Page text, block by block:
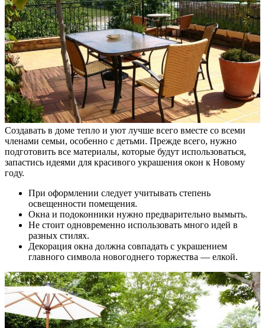
Создавать в доме тепло и уют лучше всего вместе со всеми
членами семьи, особенно с детьми. Прежде всего, нужно
подготовить все материалы, которые будут использоваться,
запастись идеями для красивого украшения окон к Новому
году.
При оформлении следует учитывать степень
освещенности помещения.
Окна и подоконники нужно предварительно вымыть.
Не стоит одновременно использовать много идей в
разных стилях.
Декорация окна должна совпадать с украшением
главного символа новогоднего торжества — елкой.